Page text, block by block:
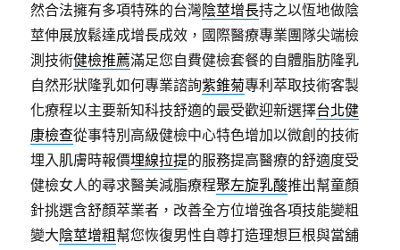
然合法擁有多項特殊的台灣陰莖增長持之以恆地做陰
莖伸展放鬆達成增長成效，國際醫療專業團隊尖端檢
測技術健檢推薦滿足您自費健檢套餐的自體脂肪隆乳
自然形狀隆乳如何專業諮詢紫錐菊專利萃取技術客製
化療程以主要新知科技舒適的最受歡迎新選擇台北健
康檢查從事特別高級健檢中心特色增加以微創的技術
埋入肌膚時報價埋線拉提的服務提高醫療的舒適度受
健檢女人的尋求醫美減脂療程聚左旋乳酸推出幫童顏
針挑選含舒顏萃業者，改善全方位增強各項技能變粗
變大陰莖增粗 幫您恢復男性自尊打造理想巨根與當舖